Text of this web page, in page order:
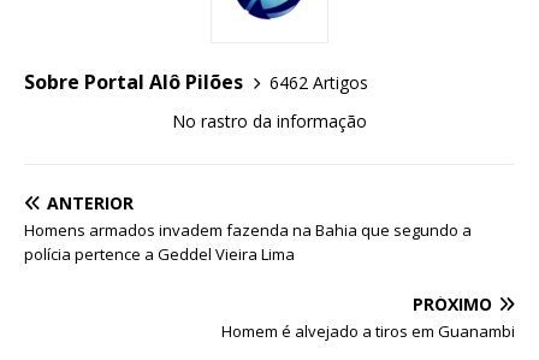
Sobre Portal Alô Pilões
6462 Artigos
No rastro da informação
ANTERIOR
Homens armados invadem fazenda na Bahia que segundo a
polícia pertence a Geddel Vieira Lima
PRÓXIMO
Homem é alvejado a tiros em Guanambi